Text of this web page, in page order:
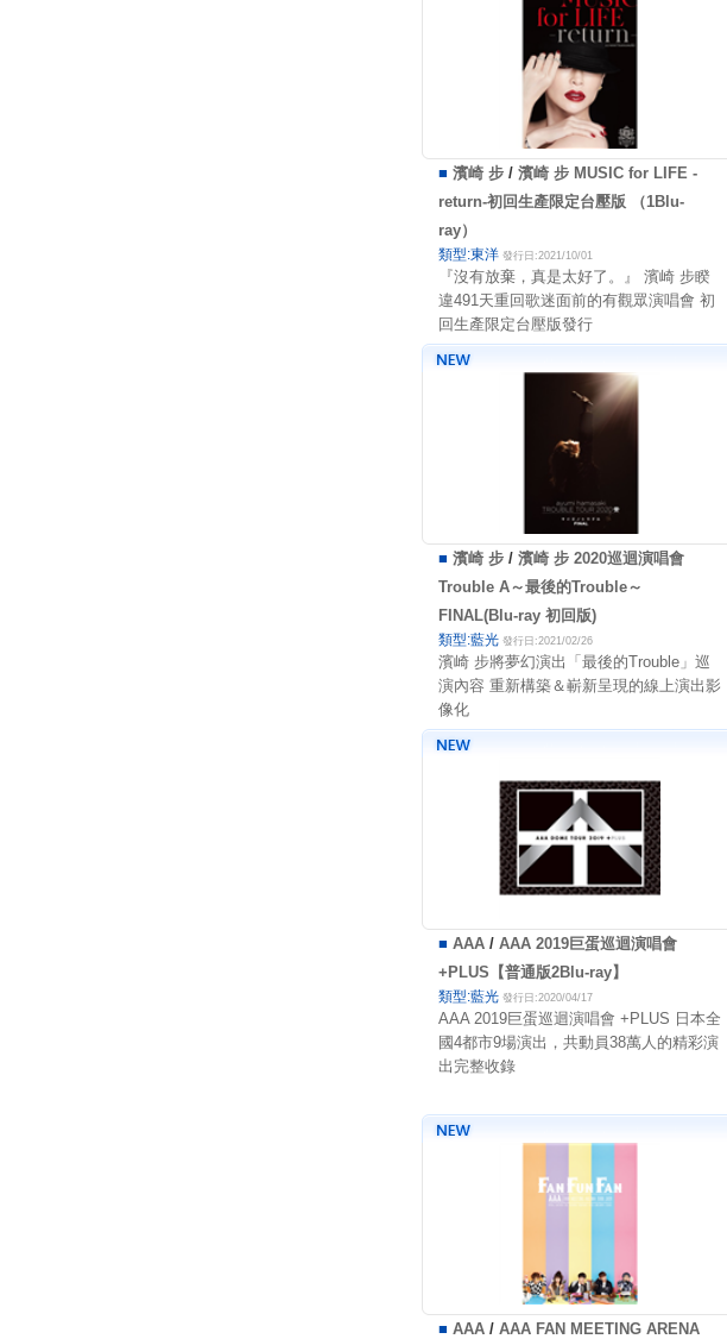
■ 濱崎 步/ 濱崎 步 MUSIC for LIFE -
return-初回生產限定台壓版 （1Blu-
ray）
類型:東洋 發行日:2021/10/01
『沒有放棄，真是太好了。』 濱崎 步睽
違491天重回歌迷面前的有觀眾演唱會 初
回生產限定台壓版發行
■ 濱崎 步/ 濱崎 步 2020巡迴演唱會
Trouble A～最後的Trouble～
FINAL(Blu-ray 初回版)
類型:藍光 發行日:2021/02/26
濱崎 步將夢幻演出「最後的Trouble」巡
演內容 重新構築＆嶄新呈現的線上演出影
像化
■ AAA/ AAA 2019巨蛋巡迴演唱會
+PLUS【普通版2Blu-ray】
類型:藍光 發行日:2020/04/17
AAA 2019巨蛋巡迴演唱會 +PLUS 日本全
國4都市9場演出，共動員38萬人的精彩演
出完整收錄
■ AAA/ AAA FAN MEETING ARENA